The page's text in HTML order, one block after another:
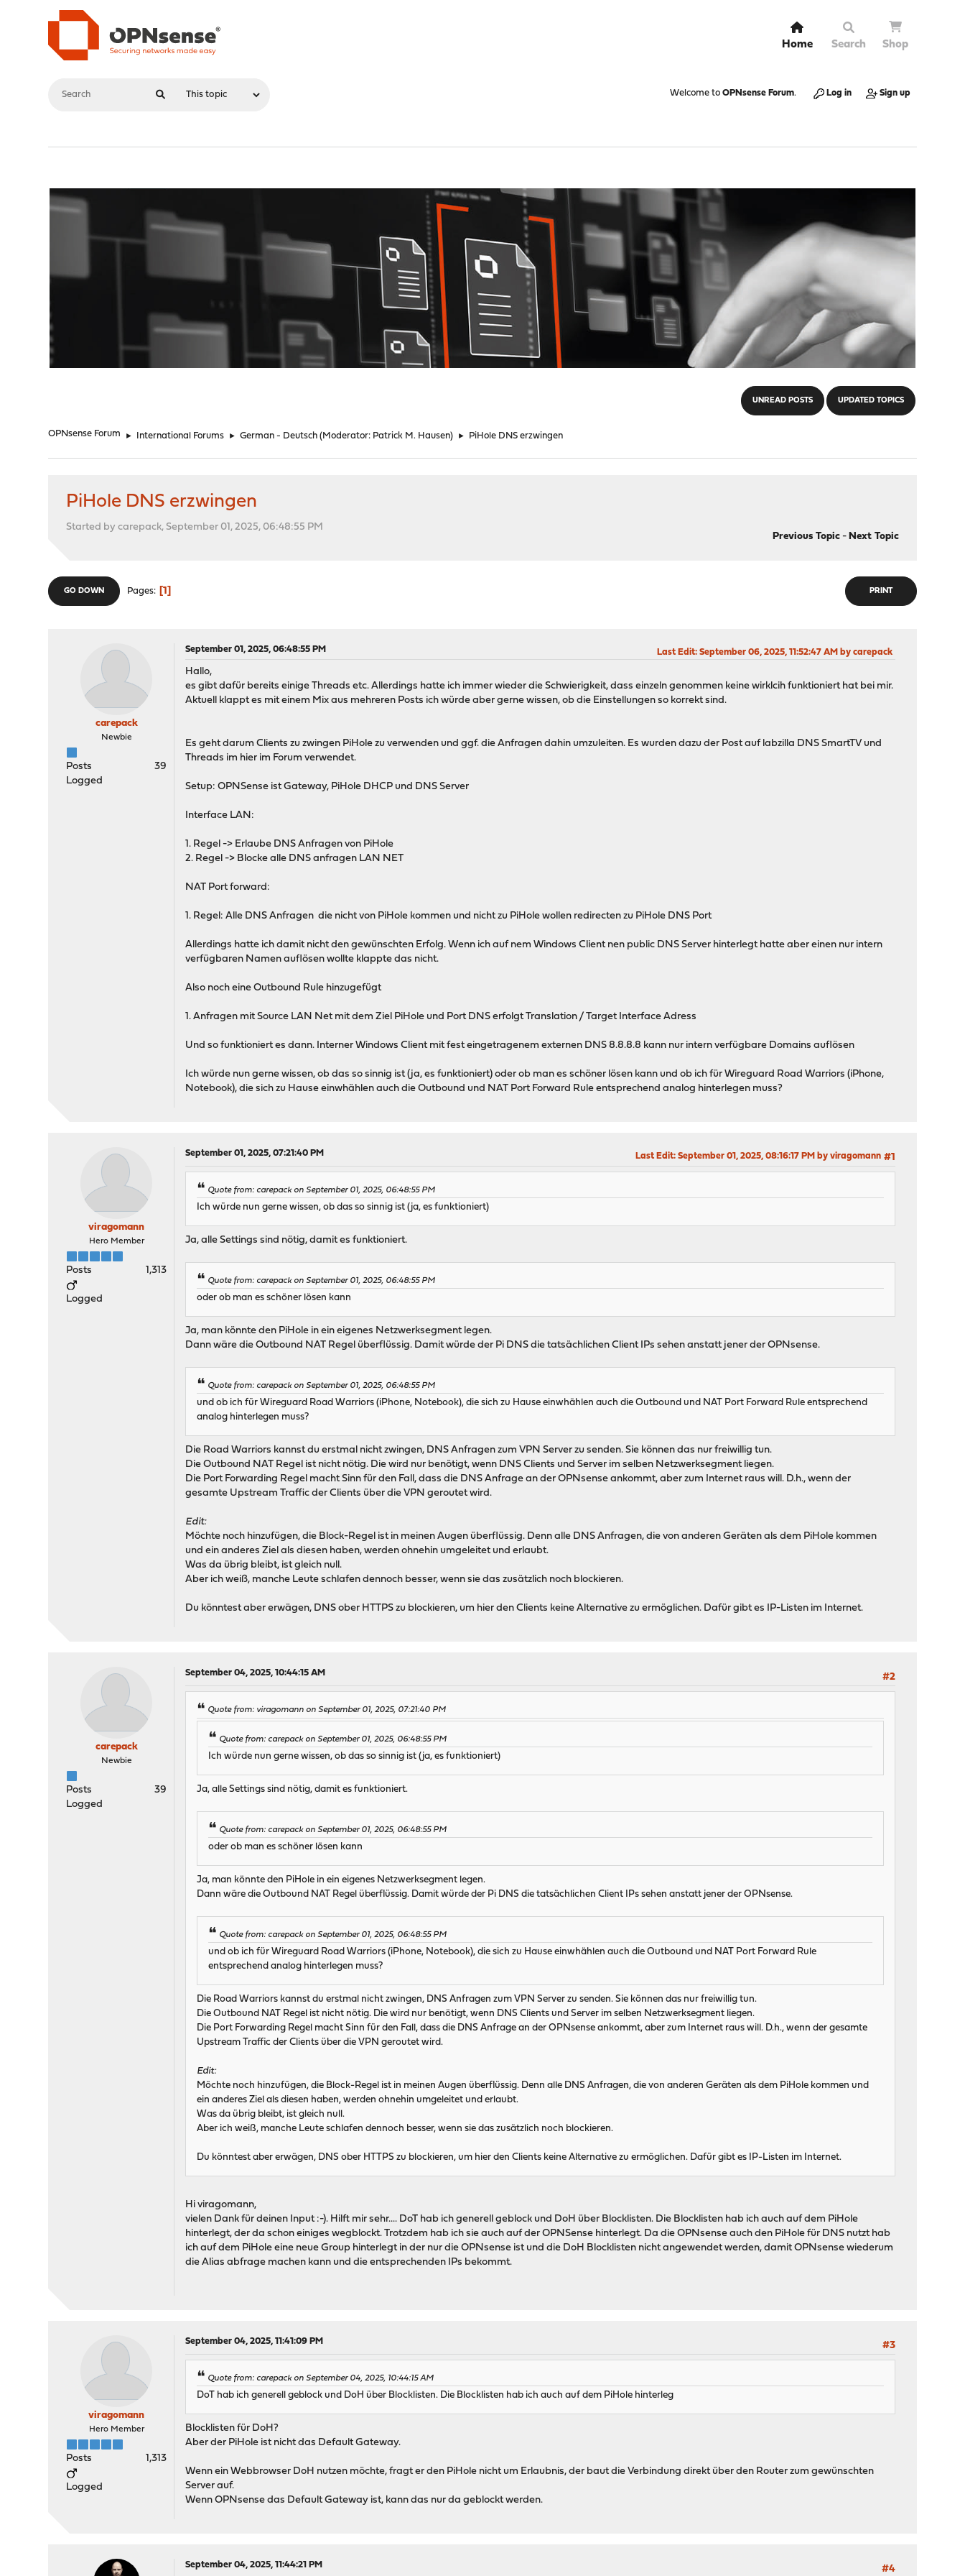
Home Search Shop
Welcome to OPNsense Forum. Log in Sign up
UNREAD POSTS UPDATED TOPICS
OPNsense Forum ► International Forums ► German - Deutsch (Moderator: Patrick M. Hausen) ► PiHole DNS erzwingen
PiHole DNS erzwingen
Started by carepack, September 01, 2025, 06:48:55 PM
Previous Topic- Next Topic
PRINT
GO DOWN Pages 1
carepack
Newbie
Posts
39
Logged
September 01, 2025, 06:48:55 PM Last Edit: September 06, 2025, 11:52:47 AM by carepack
Hallo,
es gibt dafür bereits einige Threads etc. Allerdings hatte ich immer wieder die Schwierigkeit, dass einzeln genommen keine wirklcih funktioniert hat bei mir.
Aktuell klappt es mit einem Mix aus mehreren Posts ich würde aber gerne wissen, ob die Einstellungen so korrekt sind.
Es geht darum Clients zu zwingen PiHole zu verwenden und ggf. die Anfragen dahin umzuleiten. Es wurden dazu der Post auf labzilla DNS SmartTV und
Threads im hier im Forum verwendet.
Setup: OPNSense ist Gateway, PiHole DHCP und DNS Server
Interface LAN:
1. Regel -> Erlaube DNS Anfragen von PiHole
2. Regel -> Blocke alle DNS anfragen LAN NET
NAT Port forward:
1. Regel: Alle DNS Anfragen die nicht von PiHole kommen und nicht zu PiHole wollen redirecten zu PiHole DNS Port
Allerdings hatte ich damit nicht den gewünschten Erfolg. Wenn ich auf nem Windows Client nen public DNS Server hinterlegt hatte aber einen nur intern
verfügbaren Namen auflösen wollte klappte das nicht.
Also noch eine Outbound Rule hinzugefügt
1. Anfragen mit Source LAN Net mit dem Ziel PiHole und Port DNS erfolgt Translation / Target Interface Adress
Und so funktioniert es dann. Interner Windows Client mit fest eingetragenem externen DNS 8.8.8.8 kann nur intern verfügbare Domains auflösen
Ich würde nun gerne wissen, ob das so sinnig ist (ja, es funktioniert) oder ob man es schöner lösen kann und ob ich für Wireguard Road Warriors (iPhone,
Notebook), die sich zu Hause einwhählen auch die Outbound und NAT Port Forward Rule entsprechend analog hinterlegen muss?
viragomann
Hero Member
Posts 1,313
Logged
September 01, 2025, 07:21:40 PM #1
Last Edit: September 01, 2025, 08:16:17 PM by viragomann
Quote from: carepack on September 01, 2025, 06:48:55 PM
Ich würde nun gerne wissen, ob das so sinnig ist (ja, es funktioniert)
Ja, alle Settings sind nötig, damit es funktioniert.
Quote from: carepack on September 01, 2025, 06:48:55 PM
oder ob man es schöner lösen kann
Ja, man könnte den PiHole in ein eigenes Netzwerksegment legen.
Dann wäre die Outbound NAT Regel überflüssig. Damit würde der Pi DNS die tatsächlichen Client IPs sehen anstatt jener der OPNsense.
Quote from: carepack on September 01, 2025, 06:48:55 PM
und ob ich für Wireguard Road Warriors (iPhone, Notebook), die sich zu Hause einwhählen auch die Outbound und NAT Port Forward Rule entsprechend
analog hinterlegen muss?
Die Road Warriors kannst du erstmal nicht zwingen, DNS Anfragen zum VPN Server zu senden. Sie können das nur freiwillig tun.
Die Outbound NAT Regel ist nicht nötig. Die wird nur benötigt, wenn DNS Clients und Server im selben Netzwerksegment liegen.
Die Port Forwarding Regel macht Sinn für den Fall, dass die DNS Anfrage an der OPNsense ankommt, aber zum Internet raus will. D.h., wenn der
gesamte Upstream Traffic der Clients über die VPN geroutet wird.
Edit:
Möchte noch hinzufügen, die Block-Regel ist in meinen Augen überflüssig. Denn alle DNS Anfragen, die von anderen Geräten als dem PiHole kommen
und ein anderes Ziel als diesen haben, werden ohnehin umgeleitet und erlaubt.
Was da übrig bleibt, ist gleich null.
Aber ich weiß, manche Leute schlafen dennoch besser, wenn sie das zusätzlich noch blockieren.
Du könntest aber erwägen, DNS ober HTTPS zu blockieren, um hier den Clients keine Alternative zu ermöglichen. Dafür gibt es IP-Listen im Internet.
carepack
Newbie
Posts
39
Logged
September 04, 2025, 10:44:15 AM #2
Quote from: viragomann on September 01, 2025, 07:21:40 PM
Quote from: carepack on September 01, 2025, 06:48:55 PM
Ich würde nun gerne wissen, ob das so sinnig ist (ja, es funktioniert)
Ja, alle Settings sind nötig, damit es funktioniert.
Quote from: carepack on September 01, 2025, 06:48:55 PM
oder ob man es schöner lösen kann
Ja, man könnte den PiHole in ein eigenes Netzwerksegment legen.
Dann wäre die Outbound NAT Regel überflüssig. Damit würde der Pi DNS die tatsächlichen Client IPs sehen anstatt jener der OPNsense.
Quote from: carepack on September 01, 2025, 06:48:55 PM
und ob ich für Wireguard Road Warriors (iPhone, Notebook), die sich zu Hause einwhählen auch die Outbound und NAT Port Forward Rule
entsprechend analog hinterlegen muss?
Die Road Warriors kannst du erstmal nicht zwingen, DNS Anfragen zum VPN Server zu senden. Sie können das nur freiwillig tun.
Die Outbound NAT Regel ist nicht nötig. Die wird nur benötigt, wenn DNS Clients und Server im selben Netzwerksegment liegen.
Die Port Forwarding Regel macht Sinn für den Fall, dass die DNS Anfrage an der OPNsense ankommt, aber zum Internet raus will. D.h., wenn der gesamte
Upstream Traffic der Clients über die VPN geroutet wird.
Edit:
Möchte noch hinzufügen, die Block-Regel ist in meinen Augen überflüssig. Denn alle DNS Anfragen, die von anderen Geräten als dem PiHole kommen und
ein anderes Ziel als diesen haben, werden ohnehin umgeleitet und erlaubt.
Was da übrig bleibt, ist gleich null.
Aber ich weiß, manche Leute schlafen dennoch besser, wenn sie das zusätzlich noch blockieren.
Du könntest aber erwägen, DNS ober HTTPS zu blockieren, um hier den Clients keine Alternative zu ermöglichen. Dafür gibt es IP-Listen im Internet.
Hi viragomann,
vielen Dank für deinen Input :-). Hilft mir sehr.... DoT hab ich generell geblock und DoH über Blocklisten. Die Blocklisten hab ich auch auf dem PiHole
hinterlegt, der da schon einiges wegblockt. Trotzdem hab ich sie auch auf der OPNSense hinterlegt. Da die OPNsense auch den PiHole für DNS nutzt hab
ich auf dem PiHole eine neue Group hinterlegt in der nur die OPNsense ist und die DoH Blocklisten nicht angewendet werden, damit OPNsense wiederum
die Alias abfrage machen kann und die entsprechenden IPs bekommt.
viragomann
Hero Member
Posts 1,313
Logged
September 04, 2025, 11:41:09 PM #3
Quote from: carepack on September 04, 2025, 10:44:15 AM
DoT hab ich generell geblock und DoH über Blocklisten. Die Blocklisten hab ich auch auf dem PiHole hinterleg
Blocklisten für DoH?
Aber der PiHole ist nicht das Default Gateway.
Wenn ein Webbrowser DoH nutzen möchte, fragt er den PiHole nicht um Erlaubnis, der baut die Verbindung direkt über den Router zum gewünschten
Server auf.
Wenn OPNsense das Default Gateway ist, kann das nur da geblockt werden.
September 04, 2025, 11:44:21 PM #4